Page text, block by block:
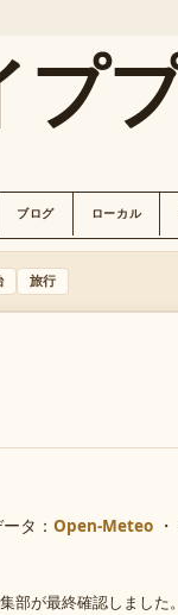
ブログ ローカル
旅行
タ： Open-Meteo
部が最終確認しました。